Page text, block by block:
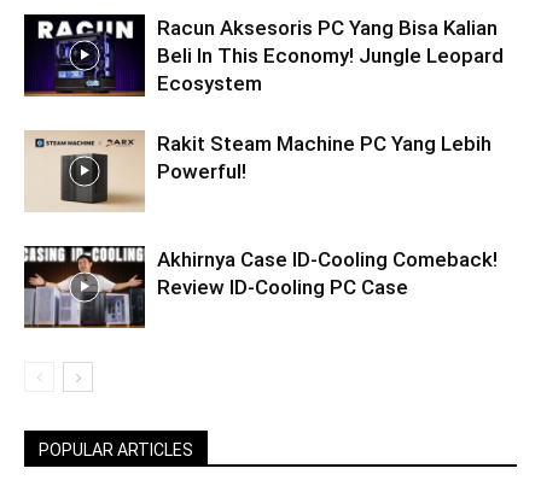
Racun Aksesoris PC Yang Bisa Kalian
Beli In This Economy! Jungle Leopard
Ecosystem
Rakit Steam Machine PC Yang Lebih
Powerful!
Akhirnya Case ID-Cooling Comeback!
Review ID-Cooling PC Case
POPULAR ARTICLES